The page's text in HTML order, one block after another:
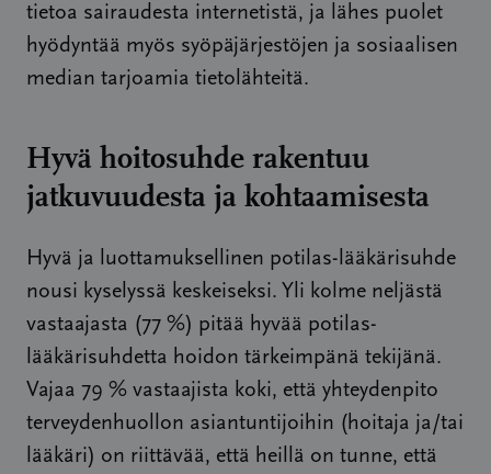
tietoa sairaudesta internetistä, ja lähes puolet
hyödyntää myös syöpäjärjestöjen ja sosiaalisen
median tarjoamia tietolähteitä.
Hyvä hoitosuhde rakentuu
jatkuvuudesta ja kohtaamisesta
Hyvä ja luottamuksellinen potilas-lääkärisuhde
nousi kyselyssä keskeiseksi. Yli kolme neljästä
vastaajasta (77 %) pitää hyvää potilas-
lääkärisuhdetta hoidon tärkeimpänä tekijänä.
Vajaa 79 % vastaajista koki, että yhteydenpito
terveydenhuollon asiantuntijoihin (hoitaja ja/tai
lääkäri) on riittävää, että heillä on tunne, että